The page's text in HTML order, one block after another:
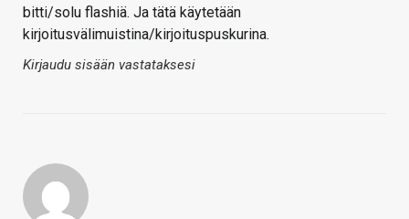
bitti/solu flashiä. Ja tätä käytetään
kirjoitusvälimuistina/kirjoituspuskurina.
Kirjaudu sisään vastataksesi